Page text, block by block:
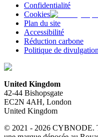
Confidentialité
Cookies
Plan du site
Accessibilité
Réduction carbone
Politique de
United Kingdom
42-44 Bishopsgate
EC2N 4AH, London
United Kingdom
© 2021 - 2026 CYBNODE.